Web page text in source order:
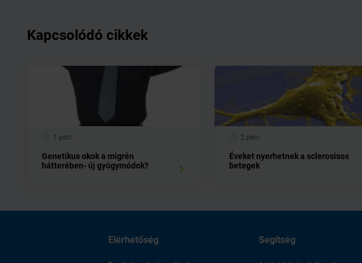
Kapcsolódó cikkek
1 perc
Genetikus okok a migrén
hátterében- új gyógymódok?
2 perc
Éveket nyerhetnek a sclerosisos
betegek
Elérhetőség Segítség